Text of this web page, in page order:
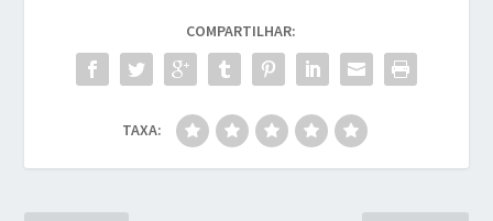
COMPARTILHAR:
TAXA: